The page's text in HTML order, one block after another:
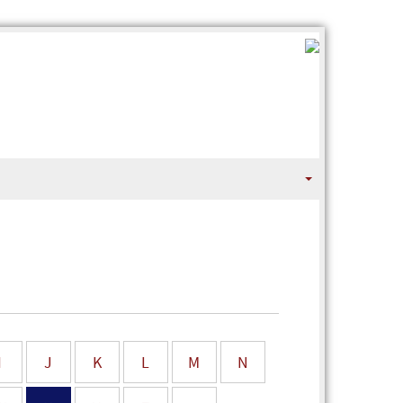
J K L M N